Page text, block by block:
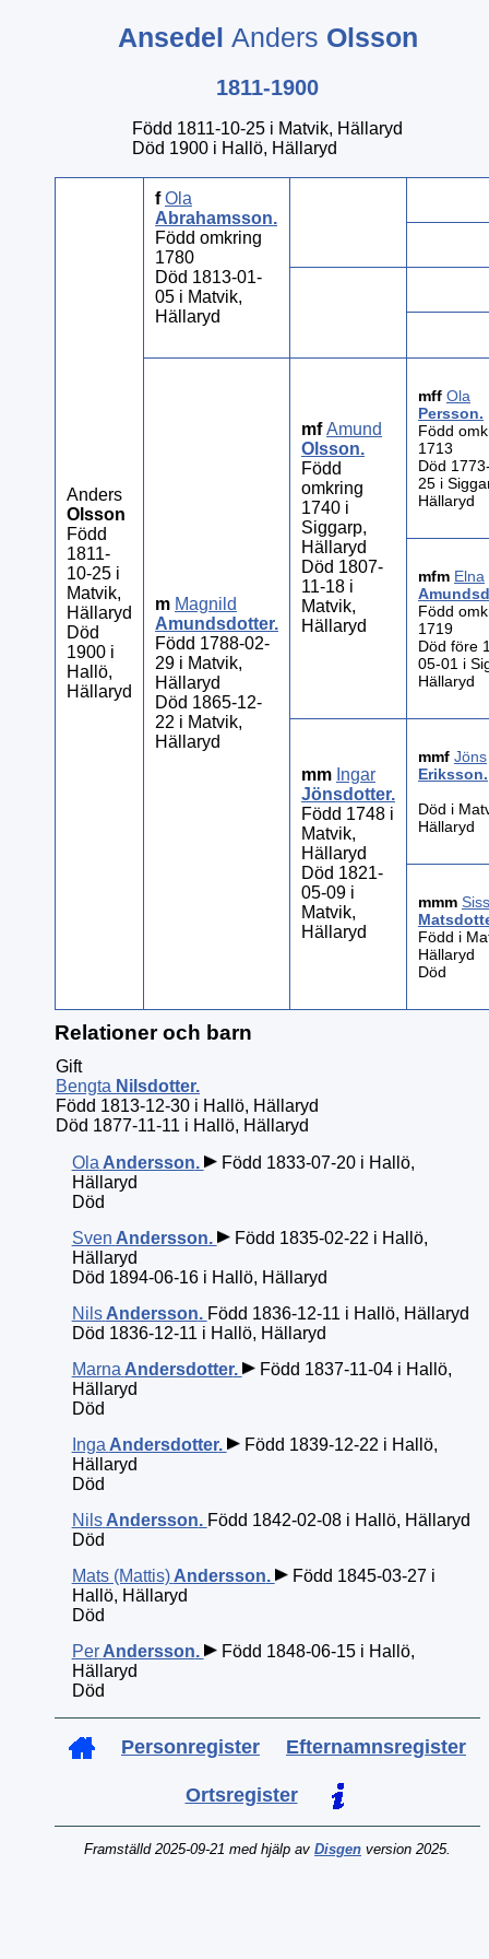
Ansedel Anders Olsson
1811-1900
Född 1811-10-25 i Matvik, Hällaryd
Död 1900 i Hallö, Hällaryd
Anders
Olsson
Född
1811-
10-25 i
Matvik,
Hällaryd
Död
1900 i
Hallö,
Hällaryd
fOla
Abrahamsson.
Född omkring
1780
Död 1813-01-
05 i Matvik,
Hällaryd
m Magnild
Amundsdotter.
Född 1788-02-
29 i Matvik,
Hällaryd
Död 1865-12-
22 i Matvik,
Hällaryd
mfAmund
Olsson.
Född
omkring
1740 i
Siggarp,
Hällaryd
Död 1807-
11-18 i
Matvik,
Hällaryd
mff Ola
Persson.
Född
1713
Död
25 i
Hällaryd
mfm Elna
Född
1719
Död före
05-01 i
Hällaryd
mm Ingar
Jönsdotter.
Född 1748 i
Matvik,
Hällaryd
Död 1821-
05-09 i
Matvik,
Hällaryd
mmf Jöns
Eriksson.
Död i
Hällaryd
mmm
Född i
Hällaryd
Död
Relationer och barn
Gift
Bengta Nilsdotter.
Född 1813-12-30 i Hallö, Hällaryd
Död 1877-11-11 i Hallö, Hällaryd
Ola Andersson.
Född 1833-07-20 i Hallö,
Hällaryd
Död
Sven Andersson.
Född 1835-02-22 i Hallö,
Hällaryd
Död 1894-06-16 i Hallö, Hällaryd
Nils Andersson. Född 1836-12-11 i Hallö, Hällaryd
Död 1836-12-11 i Hallö, Hällaryd
Marna Andersdotter.
Född 1837-11-04 i Hallö,
Hällaryd
Död
Inga Andersdotter.
Född 1839-12-22 i Hallö,
Hällaryd
Död
Nils Andersson. Född 1842-02-08 i Hallö, Hällaryd
Död
Mats (Mattis) Andersson.
Född 1845-03-27 i
Hallö, Hällaryd
Död
Per Andersson.
Född 1848-06-15 i Hallö,
Hällaryd
Död
Personregister Efternamnsregister
Ortsregister
Framställd 2025-09-21 med hjälp av Disgen version 2025.